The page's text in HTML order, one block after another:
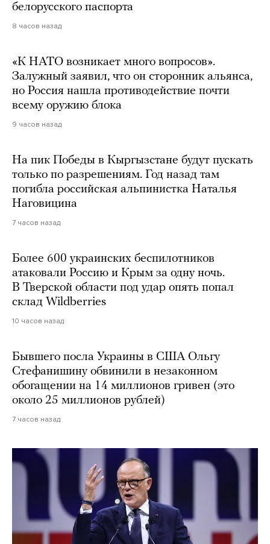
белорусского паспорта
8 часов назад
«К НАТО возникает много вопросов».
Залужный заявил, что он сторонник альянса,
но Россия нашла противодействие почти
всему оружию блока
9 часов назад
На пик Победы в Кыргызстане будут пускать
только по разрешениям. Год назад там
погибла российская альпинистка Наталья
Наговицина
7 часов назад
Более 600 украинских беспилотников
атаковали Россию и Крым за одну ночь.
В Тверской области под удар опять попал
склад Wildberries
10 часов назад
Бывшего посла Украины в США Ольгу
Стефанишину обвинили в незаконном
обогащении на 14 миллионов гривен (это
около 25 миллионов рублей)
7 часов назад